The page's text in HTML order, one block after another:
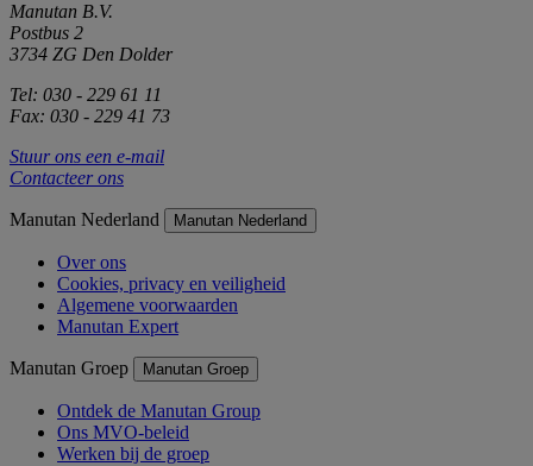
Manutan B.V.
Postbus 2
3734 ZG Den Dolder
Tel: 030 - 229 61 11
Fax: 030 - 229 41 73
Stuur ons een e-mail
Contacteer ons
Manutan Nederland Manutan Nederland
Over ons
Cookies, privacy en veiligheid
Algemene voorwaarden
Manutan Expert
Manutan Groep Manutan Groep
Ontdek de Manutan Group
Ons MVO-beleid
Werken bij de groep